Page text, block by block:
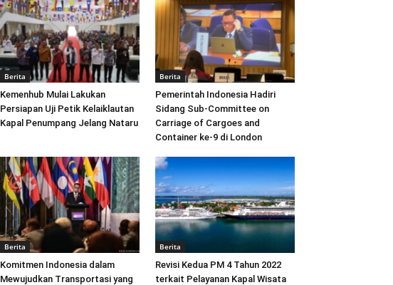
Berita
Kemenhub Mulai Lakukan
Persiapan Uji Petik Kelaiklautan
Kapal Penumpang Jelang Nataru
Berita
Pemerintah Indonesia Hadiri
Sidang Sub-Committee on
Carriage of Cargoes and
Container ke-9 di London
Berita
Komitmen Indonesia dalam
Mewujudkan Transportasi yang
Berita
Revisi Kedua PM 4 Tahun 2022
terkait Pelayanan Kapal Wisata